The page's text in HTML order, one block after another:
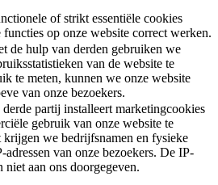
of strikt essentiële cookies
op onze website correct werken.
de hulp van derden gebruiken we
van de website te
te meten, kunnen we onze website
van onze bezoekers.
derde partij installeert marketingcookies
gebruik van onze website te
krijgen we bedrijfsnamen en fysieke
adressen van onze bezoekers. De IP-
aan ons doorgegeven.